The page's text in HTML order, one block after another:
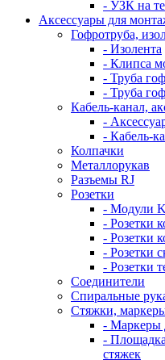
- УЗК на
Аксессуары для
Гофротруба,
- Изолента
- Клипса
- Труба
- Труба
Кабель-канал,
-
- Кабель-
Колпачки
Металлорукав
Разъемы RJ
Розетки
- Модули
- Розетки
- Розетки
- Розетки
- Розетки
Соединители
Спиральные
Стяжки,
- Маркеры
-
стяжек